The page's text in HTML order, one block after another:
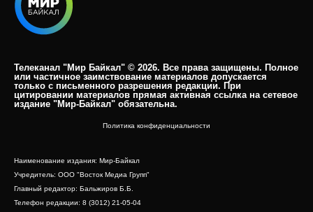
Телеканал "Мир Байкал" © 2026. Все права защищены. Полное
или частичное заимствование материалов допускается
только с письменного разрешения редакции. При
цитировании материалов прямая активная ссылка на сетевое
издание "Мир-Байкал" обязательна.​
Политика конфиденциальности
Наименование издания: Мир-Байкал
Учредитель: ООО "Восток Медиа Групп"
Главный редактор: Бальжиров Б.Б.
Телефон редакции: 8 (3012) 21-05-04